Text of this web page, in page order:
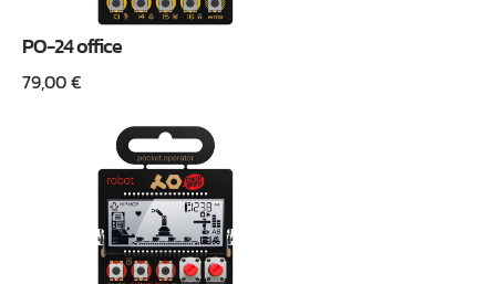
PO-24 office
79,00€